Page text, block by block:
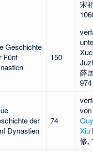
宋
Geschichte
Fünf
150
Xue
薛
974
der
Dynastien
74
von
Xiu
修,